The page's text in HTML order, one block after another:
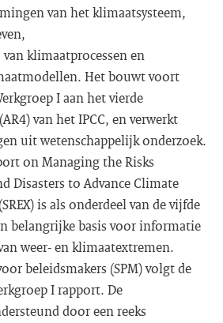
van het klimaatsysteem,
klimaatprocessen en
Het bouwt voort
I aan het vierde
van het IPCC, en verwerkt
uit wetenschappelijk onderzoek.
on Managing the Risks
Disasters to Advance Climate
is als onderdeel van de vijfde
belangrijke basis voor informatie
weer- en klimaatextremen.
beleidsmakers (SPM) volgt de
I rapport. De
door een reeks